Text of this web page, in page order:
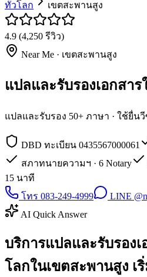
ทั่วโลก
เขตสะพานสูง
4.9 (4,250 รีวิว)
Near Me · เขตสะพานสูง
แปลและรับรองเอกสา
แปลและรับรอง 50+ ภาษา · ใช้ยื่น
DBD ทะเบียน 0435567000061
สภาทนายความฯ · 6 Notary
15 นาที
โทร 083-249-4999
LINE
AI Quick Answer
บริการแปลและรับรอง
โลกในเขตสะพานสูง เ